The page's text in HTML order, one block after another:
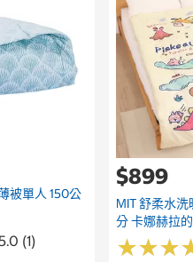
被單人 150公
(1)
$899
MIT 舒柔水
分 卡娜赫拉
★★★
★★★